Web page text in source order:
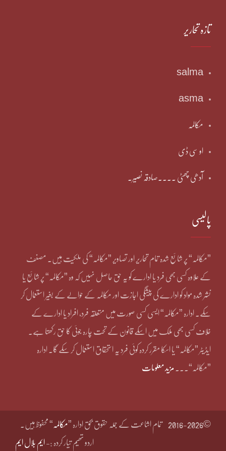
تازہ تحاریر
salma
asma
مکالمہ
او سی ڈی
آدھی چھٹی ۔۔۔۔صادقہ نصیر۔
پالیسی
”مکالمہ“ پر شائع شدہ تمام تحاریر اور تصاویر ”مکالمہ“ کی ملکیت ہیں۔ مصنف
کے علاوہ کسی بھی فرد یا ادارے کو یہ حق حاصل نہیں کہ وہ ”مکالمہ“ پر شائع یا
نشر شدہ مواد کو ادارے کی پیشگی اجازت اور مکالمہ کے حوالے کے بغیر استعمال کر
سکے۔ ادارہ ”مکالمہ“ ایسی کسی صورت میں متعلقہ فرد، افراد یا ادارے کے
خلاف کسی بھی ملک میں اسکے قانون کے تحت چارہ جوئی کا حق رکھتا ہے۔
ایڈیٹر ”مکالمہ“ یا اسکا مقرر کردہ کوئی فرد یہ استحقاق استعمال کر سکے گا۔ ادارہ
”مکالمہ“۔۔۔ مزید معلومات
©2016-2026 تمام اشاعت کے جملہ حقوق بحق ادارہ ”مکالمہ “ محفوظ ہیں۔
اردو تھیم تیار کردہ :- ایم بلال ایم